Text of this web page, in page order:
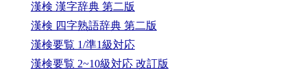
漢検 漢字辞典 第二版
漢検 四字熟語辞典 第二版
漢検要覧 1/準1級対応
漢検要覧 2~10級対応 改訂版